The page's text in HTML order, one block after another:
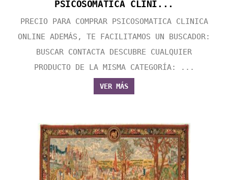
PSICOSOMATICA CLINI...
PRECIO PARA COMPRAR PSICOSOMATICA CLINICA
ONLINE ADEMÁS, TE FACILITAMOS UN BUSCADOR:
BUSCAR CONTACTA DESCUBRE CUALQUIER
PRODUCTO DE LA MISMA CATEGORÍA: ...
VER MÁS